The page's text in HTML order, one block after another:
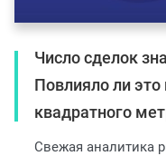
Число сделок
Повлияло ли
квадратного
Свежая аналитика